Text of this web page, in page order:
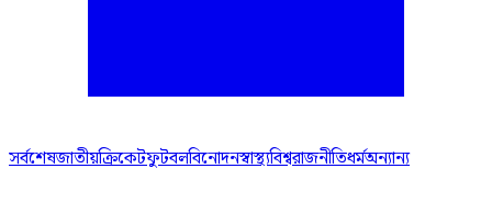
সর্বশেষজাতীয়ক্রিকেটফুটবলবিনোদনস্বাস্থ্যবিশ্বরাজনীতিধর্মঅন্যান্য